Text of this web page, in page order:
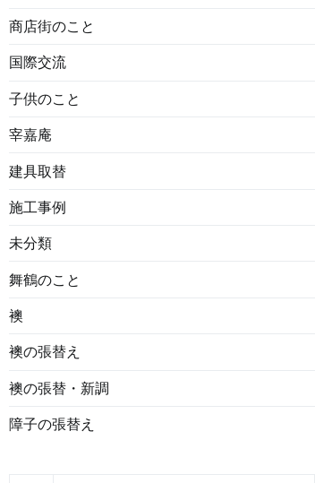
商店街のこと
国際交流
子供のこと
宰嘉庵
建具取替
施工事例
未分類
舞鶴のこと
襖
襖の張替え
襖の張替・新調
障子の張替え